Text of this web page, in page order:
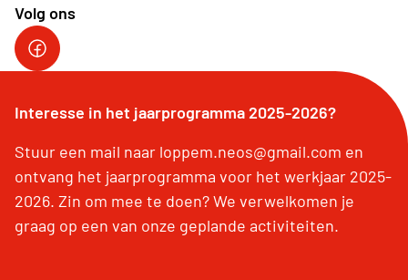
Volg ons
facebook pagina Neos Loppem
Interesse in het jaarprogramma 2025-2026?
Stuur een mail naar loppem.neos@gmail.com en
ontvang het jaarprogramma voor het werkjaar 2025-
2026. Zin om mee te doen? We verwelkomen je
graag op een van onze geplande activiteiten.